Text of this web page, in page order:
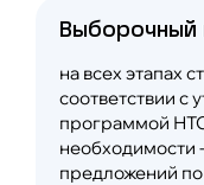
на всех этапах
соответствии с
программой
необходимости
предложений